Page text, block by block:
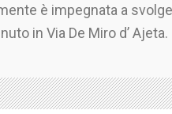
è impegnata a
in Via De Miro d’ Ajeta.